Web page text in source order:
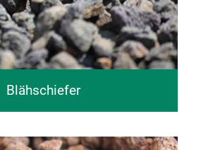
Blähschiefer